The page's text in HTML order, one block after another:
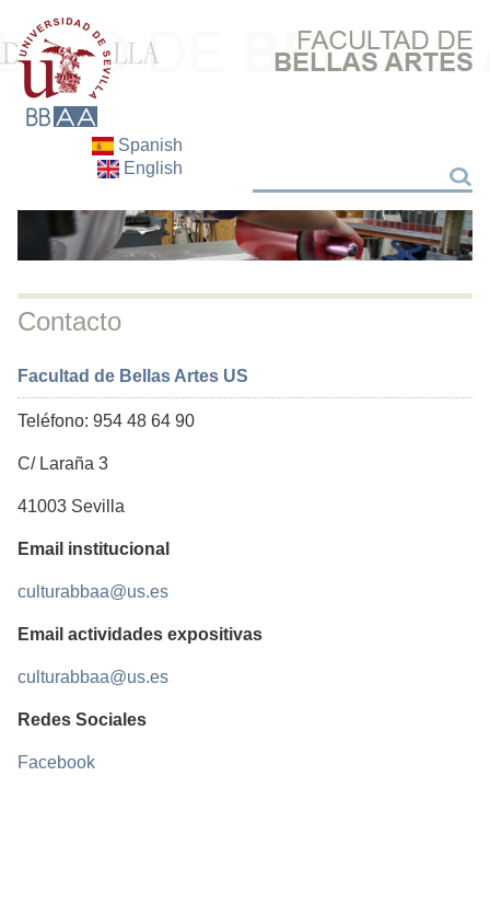
Spanish
English
Buscar
Contacto
Facultad de Bellas Artes US
Teléfono: 954 48 64 90
C/ Laraña 3
41003 Sevilla
Email institucional
culturabbaa@us.es
Email actividades expositivas
culturabbaa@us.es
Redes Sociales
Facebook